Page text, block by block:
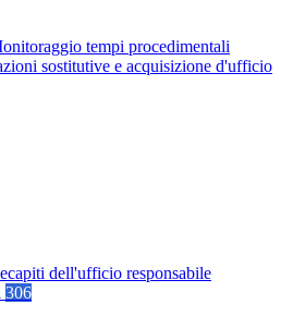
tempi procedimentali
sostitutive e acquisizione d'ufficio
dell'ufficio responsabile
306